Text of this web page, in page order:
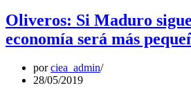
Oliveros: Si Maduro
economía será más
porciea_admin
28/05/2019